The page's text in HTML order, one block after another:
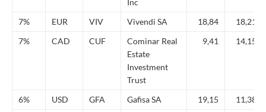
Inc
7% EUR VIV Vivendi SA 18,84
18,21
7%
CAD CUF
Cominar Real
Estate
Investment
Trust
9,41 14,15
6% USD GFA Gafisa SA 19,15
11,38